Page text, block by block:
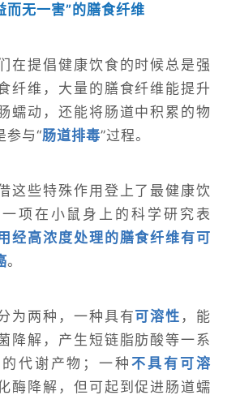
而无一害”的膳食纤维
在提倡健康饮食的时候总是强
纤维，大量的膳食纤维能提升
蠕动，还能将肠道中积累的物
参与“肠道排毒”过程。
这些特殊作用登上了最健康饮
项在小鼠身上的科学研究表
经高浓度处理的膳食纤维有可
。
为两种，一种具有可溶性 ，能
降解，产生短链脂肪酸等一系
代谢产物；一种不具有可溶
酶降解，但可起到促进肠道蠕